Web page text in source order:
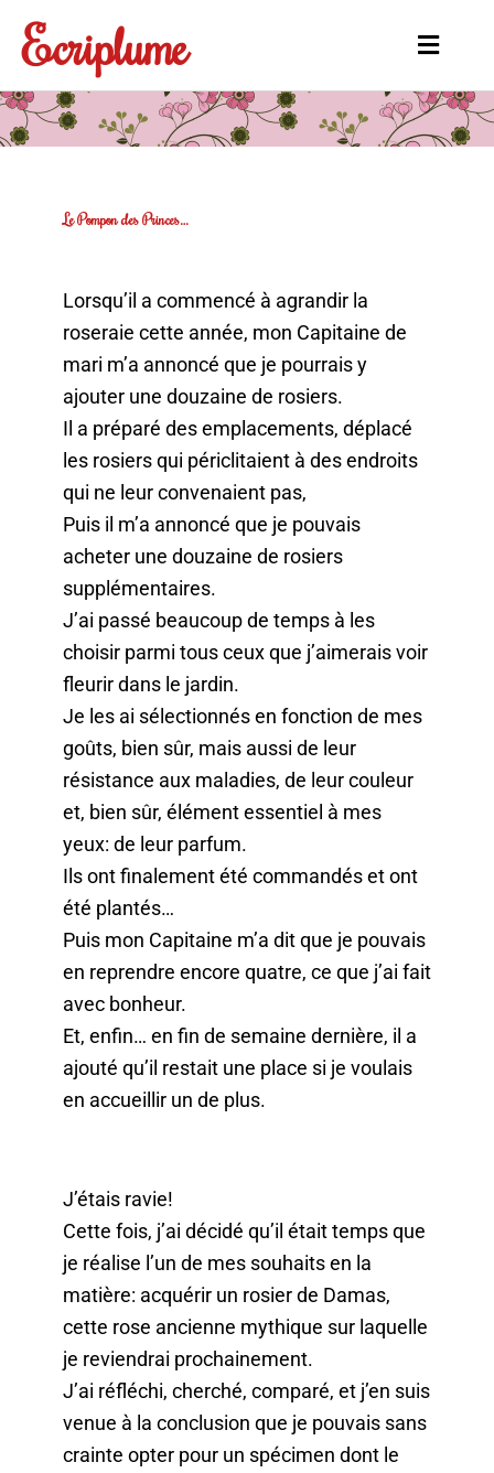
contenu
Ecriplume
Main
Le Pompon des Princes…
Lorsqu’il a commencé à agrandir la
roseraie cette année, mon Capitaine de
mari m’a annoncé que je pourrais y
ajouter une douzaine de rosiers.
Il a préparé des emplacements, déplacé
les rosiers qui périclitaient à des endroits
qui ne leur convenaient pas,
Puis il m’a annoncé que je pouvais
acheter une douzaine de rosiers
supplémentaires.
J’ai passé beaucoup de temps à les
choisir parmi tous ceux que j’aimerais voir
fleurir dans le jardin.
Je les ai sélectionnés en fonction de mes
goûts, bien sûr, mais aussi de leur
résistance aux maladies, de leur couleur
et, bien sûr, élément essentiel à mes
yeux: de leur parfum.
Ils ont finalement été commandés et ont
été plantés…
Puis mon Capitaine m’a dit que je pouvais
en reprendre encore quatre, ce que j’ai fait
avec bonheur.
Et, enfin… en fin de semaine dernière, il a
ajouté qu’il restait une place si je voulais
en accueillir un de plus.
J’étais ravie!
Cette fois, j’ai décidé qu’il était temps que
je réalise l’un de mes souhaits en la
matière: acquérir un rosier de Damas,
cette rose ancienne mythique sur laquelle
je reviendrai prochainement.
J’ai réfléchi, cherché, comparé, et j’en suis
venue à la conclusion que je pouvais sans
crainte opter pour un spécimen dont le